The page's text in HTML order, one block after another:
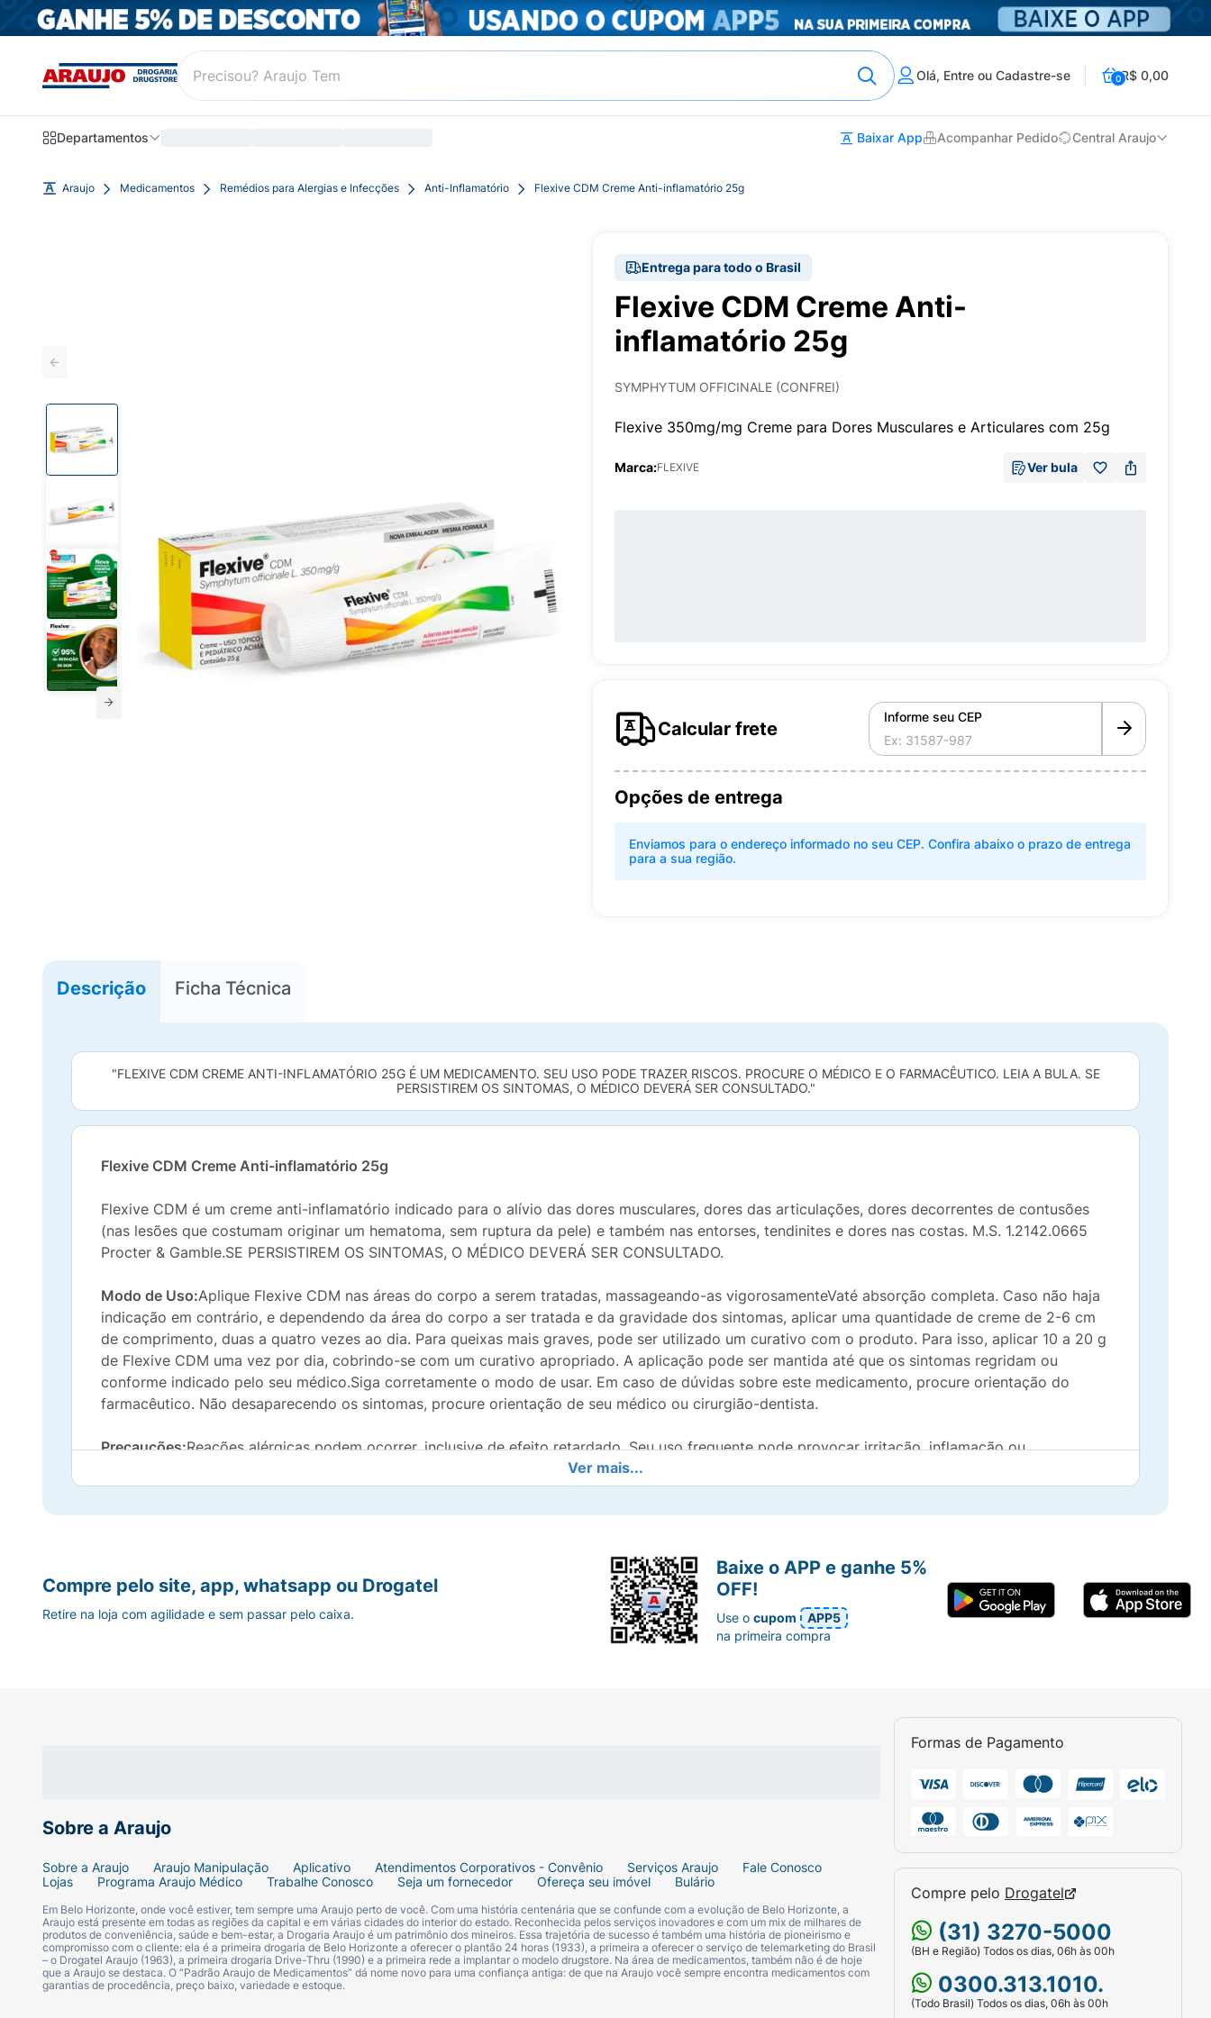
Olá, Entre ou Cadastre-se 0R$ 0,00
Departamentos Baixar App Acompanhar Pedido Central Araujo
Araujo Medicamentos Remédios para Alergias e Infecções Anti-Inflamatório Flexive CDM Creme Anti-inflamatório 25g
Entrega para todo o Brasil
Flexive CDM Creme Anti-
inflamatório 25g
SYMPHYTUM OFFICINALE (CONFREI)
Flexive 350mg/mg Creme para Dores Musculares e Articulares com 25g
Marca:FLEXIVE Ver bula
Calcular frete
Informe seu CEP
Opções de entrega
Enviamos para o endereço informado no seu CEP. Confira abaixo o prazo de entrega
para a sua região.
Descrição Ficha Técnica
"FLEXIVE CDM CREME ANTI-INFLAMATÓRIO 25G É UM MEDICAMENTO. SEU USO PODE TRAZER RISCOS. PROCURE O MÉDICO E O FARMACÊUTICO. LEIA A BULA. SE
PERSISTIREM OS SINTOMAS, O MÉDICO DEVERÁ SER CONSULTADO."
Flexive CDM Creme Anti-inflamatório 25g
Flexive CDM é um creme anti-inflamatório indicado para o alívio das dores musculares, dores das articulações, dores decorrentes de contusões
(nas lesões que costumam originar um hematoma, sem ruptura da pele) e também nas entorses, tendinites e dores nas costas. M.S. 1.2142.0665
Procter & Gamble.SE PERSISTIREM OS SINTOMAS, O MÉDICO DEVERÁ SER CONSULTADO.
Modo de Uso:Aplique Flexive CDM nas áreas do corpo a serem tratadas, massageando-as vigorosamenteVaté absorção completa. Caso não haja
indicação em contrário, e dependendo da área do corpo a ser tratada e da gravidade dos sintomas, aplicar uma quantidade de creme de 2-6 cm
de comprimento, duas a quatro vezes ao dia. Para queixas mais graves, pode ser utilizado um curativo com o produto. Para isso, aplicar 10 a 20 g
de Flexive CDM uma vez por dia, cobrindo-se com um curativo apropriado. A aplicação pode ser mantida até que os sintomas regridam ou
conforme indicado pelo seu médico.Siga corretamente o modo de usar. Em caso de dúvidas sobre este medicamento, procure orientação do
farmacêutico. Não desaparecendo os sintomas, procure orientação de seu médico ou cirurgião-dentista.
Precauções:Reações alérgicas podem ocorrer, inclusive de efeito retardado. Seu uso frequente pode provocar irritação, inflamação ou
ressecamento da pele, uma vez que a fórmula contém álcool. Não usar por mais de 4 a 6 semanas durante o período de um ano. Flexive® CDM
não deve ser ingerido. Não existem advertências ou recomendações especiais sobre o uso do produto em pacientes idosos. Não se recomenda o
uso em pacientes com problemas do fígado ou rins.
Informe seu médico se estiver grávida ou com suspeita de gravidez durante ou após o uso deFlexive® CDM. Informe
também caso esteja amamentando. Este medicamento não deve ser utilizado por mulheres grávidas sem orientação médica ou do cirurgião-
dentista. Direção de veículos e operação de máquinas: Os efeitos de Flexive CDM sobre a capacidade de dirigir veículos e operar máquinas são
nulos ou desprezíveis. Interações com alimentos, bebidas e outros medicamentosAlimentos e bebidas alcoólicas não influenciam a ação do Flexive
CDM. Até o momento não são conhecidas interações do Flexive CDM com outros medicamentos. Informe ao seu médico ou cirurgião-dentista se
esteja no prazo de validade e você observe alguma mudança no aspecto, consulte o farmacêutico para saber se poderá utilizá-lo. Todo
Ver mais...
Sobre a Araujo
Sobre a Araujo Araujo Manipulação Aplicativo Atendimentos Corporativos - Convênio Serviços Araujo
Fale Conosco
Lojas
Programa Araujo Médico Trabalhe Conosco Seja um fornecedor Ofereça seu imóvel Bulário
Em Belo Horizonte, onde você estiver, tem sempre uma Araujo perto de você. Com uma história centenária que se confunde com a evolução de Belo Horizonte, a
Araujo está presente em todas as regiões da capital e em várias cidades do interior do estado. Reconhecida pelos serviços inovadores e com um mix de milhares de
produtos de conveniência, saúde e bem-estar, a Drogaria Araujo é um patrimônio dos mineiros. Essa trajetória de sucesso é também uma história de pioneirismo e
compromisso com o cliente: ela é a primeira drogaria de Belo Horizonte a oferecer o plantão 24 horas (1933), a primeira a oferecer o serviço de telemarketing do Brasil
– o Drogatel Araujo (1963), a primeira drogaria Drive-Thru (1990) e a primeira rede a implantar o modelo drugstore. Na área de medicamentos, também não é de hoje
que a Araujo se destaca. O “Padrão Araujo de Medicamentos” dá nome novo para uma confiança antiga: de que na Araujo você sempre encontra medicamentos com
garantias de procedência, preço baixo, variedade e estoque.
Formas de Pagamento
Compre pelo Drogatel
(31) 3270-5000
(BH e Região) Todos os dias, 06h às 00h
0300.313.1010.
(Todo Brasil) Todos os dias, 06h às 00h
Compre pelo site, app, whatsapp ou Drogatel
Retire na loja com agilidade e sem passar pelo caixa.
Baixe o APP e ganhe 5%
OFF!
Use ocupom
APP5
na primeira compra